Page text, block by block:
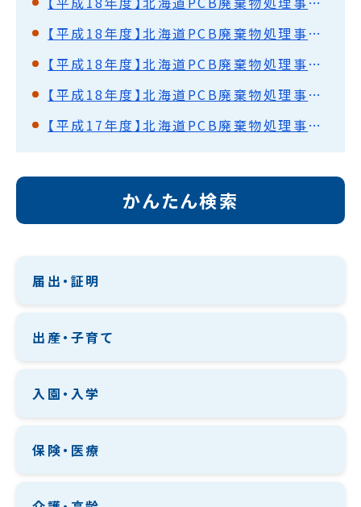
【平成18年度】北海道PCB廃棄物処理事業監視円卓会議（第4回）開催結果概要
【平成18年度】北海道PCB廃棄物処理事業監視円卓会議（第3回）開催結果概要
【平成18年度】北海道PCB廃棄物処理事業監視円卓会議（第2回）開催結果概要
【平成17年度】北海道PCB廃棄物処理事業監視円卓会議（第1回）開催結果概要
かんたん検索
届出・証明
出産・子育て
入園・入学
保険・医療